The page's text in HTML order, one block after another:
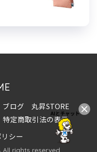
ブログ
丸昇STORE
特定商取引法の表示
シー
rights reserved.